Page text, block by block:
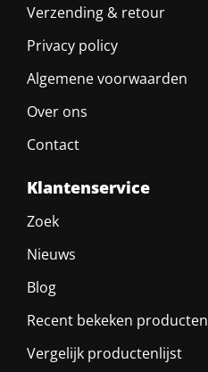
Verzending & retour
Privacy policy
Algemene voorwaarden
Over ons
Contact
Klantenservice
Zoek
Nieuws
Blog
Recent bekeken producten
Vergelijk productenlijst